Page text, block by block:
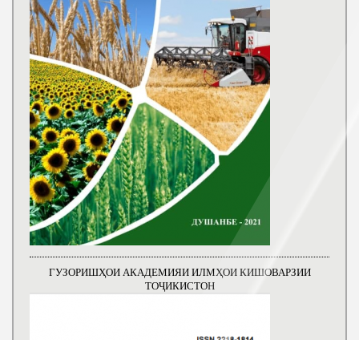
ГУЗОРИШҲОИ АКАДЕМИЯИ ИЛМҲОИ КИШОВАРЗИИ
ТОҶИКИСТОН